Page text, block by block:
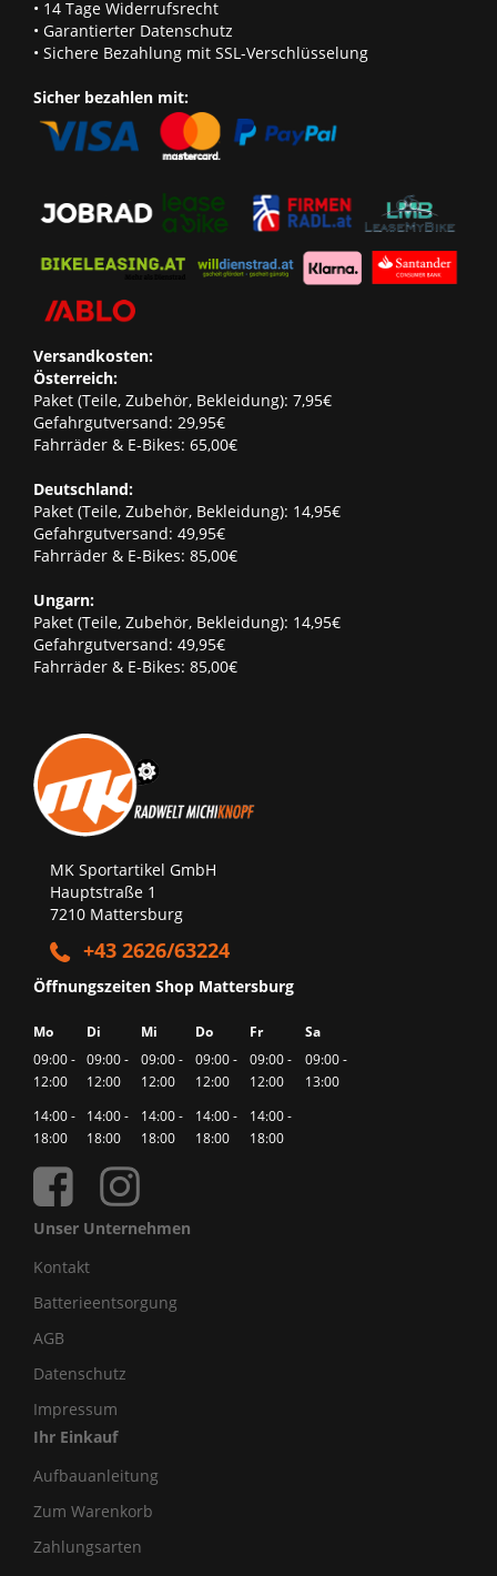
• 14 Tage Widerrufsrecht
• Garantierter Datenschutz
• Sichere Bezahlung mit SSL-Verschlüsselung
Sicher bezahlen mit:
Versandkosten:
Österreich:
Paket (Teile, Zubehör, Bekleidung): 7,95€
Gefahrgutversand: 29,95€
Fahrräder & E-Bikes: 65,00€
Deutschland:
Paket (Teile, Zubehör, Bekleidung): 14,95€
Gefahrgutversand: 49,95€
Fahrräder & E-Bikes: 85,00€
Ungarn:
Paket (Teile, Zubehör, Bekleidung): 14,95€
Gefahrgutversand: 49,95€
Fahrräder & E-Bikes: 85,00€
MK Sportartikel GmbH
Hauptstraße 1
7210 Mattersburg
+43 2626/63224
Öffnungszeiten Shop Mattersburg
Mo Di Mi Do Fr
Sa
09:00 -
12:00
09:00 -
12:00
09:00 -
12:00
09:00 -
12:00
09:00 -
12:00
09:00 -
13:00
14:00 -
18:00
14:00 -
18:00
14:00 -
18:00
14:00 -
18:00
14:00 -
18:00
Unser Unternehmen
Kontakt
Batterieentsorgung
AGB
Datenschutz
Impressum
Ihr Einkauf
Aufbauanleitung
Zum Warenkorb
Zahlungsarten